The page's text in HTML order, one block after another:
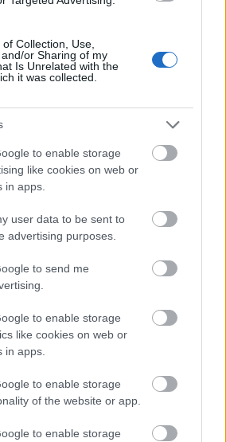
Collection, Use,
or Sharing of my
Is Unrelated with the
it was collected.
to enable storage
like cookies on web or
in apps.
user data to be sent to
advertising purposes.
to send me
to enable storage
like cookies on web or
in apps.
to enable storage
of the website or app.
to enable storage
Zuglóban – helyben tartják a
energiatakarékos
táj, amelynek minden köve